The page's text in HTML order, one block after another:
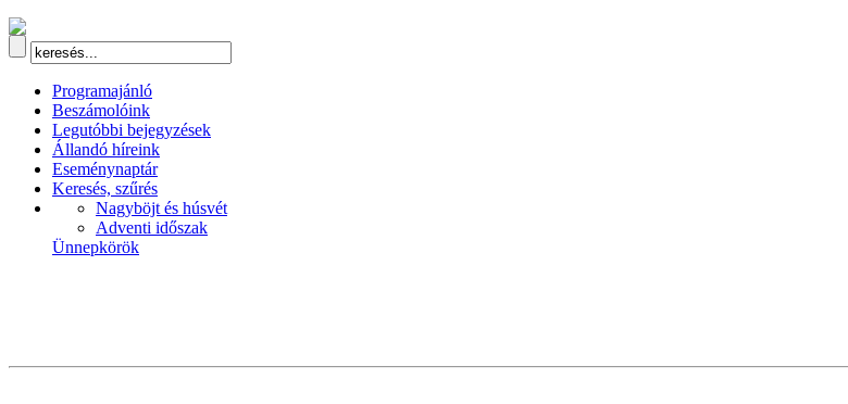
Programajánló
Beszámolóink
Legutóbbi bejegyzések
Állandó híreink
Eseménynaptár
Keresés, szűrés
Nagyböjt és húsvét
Adventi időszak
Ünnepkörök